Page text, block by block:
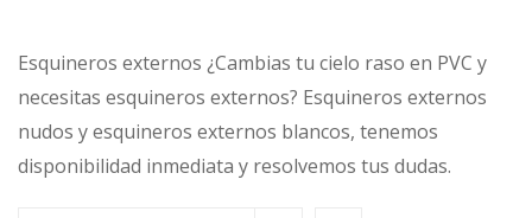
Esquineros externos ¿Cambias tu cielo raso en PVC y
necesitas esquineros externos? Esquineros externos
nudos y esquineros externos blancos, tenemos
disponibilidad inmediata y resolvemos tus dudas.